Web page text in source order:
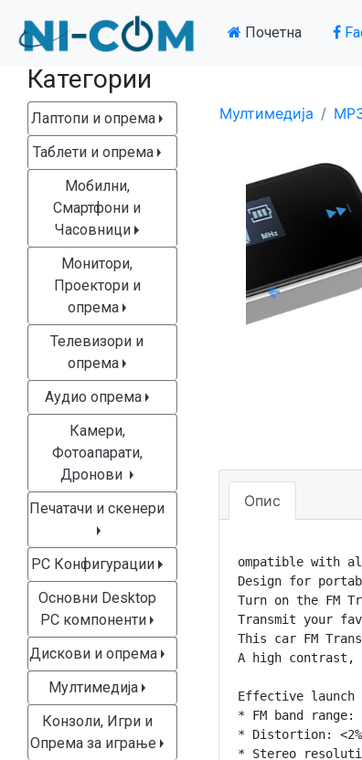
Почетна
Категории
Лаптопи и опрема
Таблети и опрема
Мобилни,
Смартфони и
Часовници
Монитори,
Проектори и
опрема
Телевизори и
опрема
Аудио опрема
Камери,
Фотоапарати,
Дронови
Печатачи и скенери
PC Конфигурации
Основни Desktop
PC компоненти
Дискови и опрема
Мултимедија
Конзоли, Игри и
Опрема за играње
Мултимедија
Previous
Опис
ompatible with
Design for
Turn on the FM
Transmit your
This car FM
A high contrast,
Effective launch
* FM band range:
* Distortion: <2%
* Stereo